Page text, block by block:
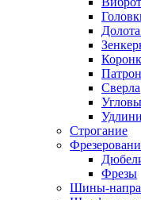
Сверла
Строгание
Фрезы
Шины-